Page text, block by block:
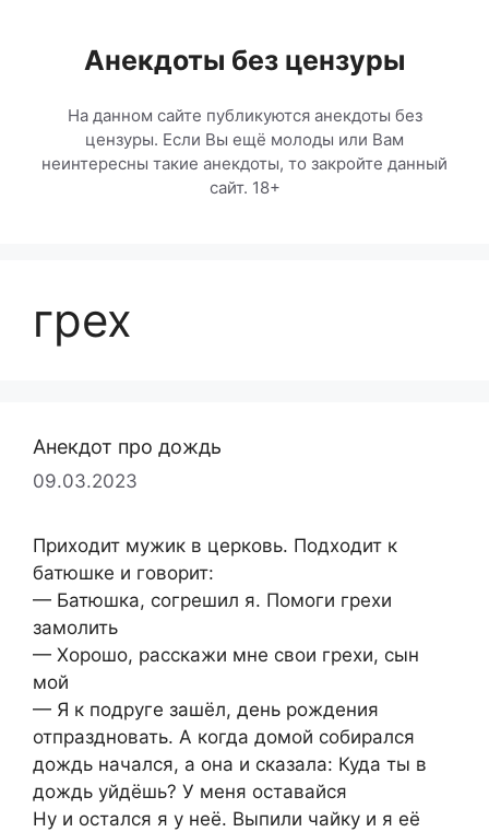
содержимомуАнекдоты без цензуры
На данном сайте публикуются анекдоты без
цензуры. Если Вы ещё молоды или Вам
неинтересны такие анекдоты, то закройте данный
сайт. 18+
грех
Анекдот про дождь
09.03.2023
Приходит мужик в церковь. Подходит к
батюшке и говорит:
— Батюшка, согрешил я. Помоги грехи
замолить
— Хорошо, расскажи мне свои грехи, сын
мой
— Я к подруге зашёл, день рождения
отпраздновать. А когда домой собирался
дождь начался, а она и сказала: Куда ты в
дождь уйдёшь? У меня оставайся
Ну и остался я у неё. Выпили чайку и я её